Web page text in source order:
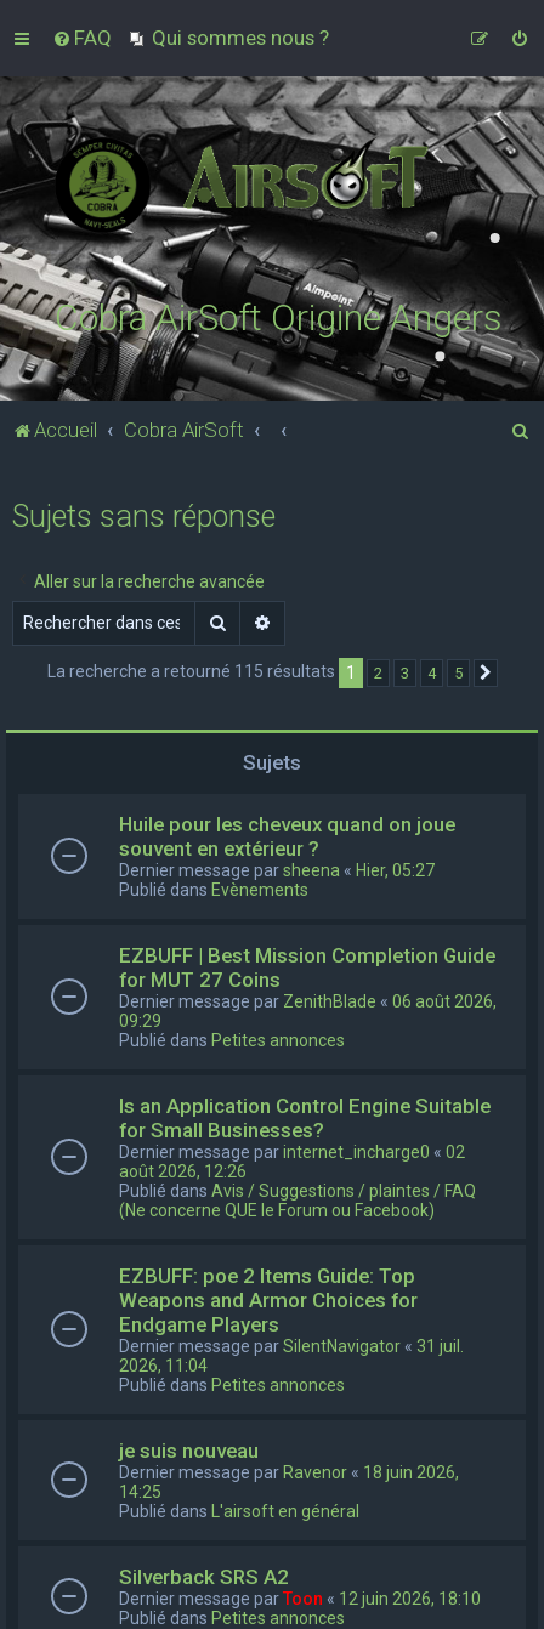
FAQ Qui sommes nous ?
Cobra AirSoft Origine Angers
Accueil Cobra AirSoft
r
Sujets sans réponse
Aller sur la recherche avancée
Rechercher
La recherche a retourné 115 résultats 1 2 3 4 5
Sujets
Huile pour les cheveux quand on joue
souvent en extérieur ?
Dernier message parsheena « Hier, 05:27
Publié dans Evènements
EZBUFF | Best Mission Completion Guide
for MUT 27 Coins
Dernier message par ZenithBlade « 06 août 2026,
09:29
Publié dans Petites annonces
Is an Application Control Engine Suitable
for Small Businesses?
Dernier message parinternet_incharge0 « 02
août 2026, 12:26
Publié dans Avis / Suggestions / plaintes / FAQ
(Ne concerne QUE le Forum ou Facebook)
EZBUFF: poe 2 Items Guide: Top
Weapons and Armor Choices for
Endgame Players
Dernier message parSilentNavigator « 31 juil.
2026, 11:04
Publié dans Petites annonces
je suis nouveau
Dernier message par Ravenor « 18 juin 2026,
14:25
Publié dans
L'airsoft en général
Silverback SRS A2
Dernier message parToon « 12 juin 2026, 18:10
Publié dans Petites annonces